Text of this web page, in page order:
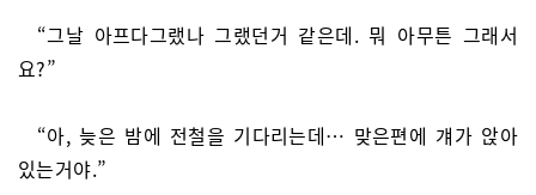
“그날 아프다그랬나 그랬던거 같은데. 뭐 아무튼 그래서
요?”
“아, 늦은 밤에 전철을 기다리는데… 맞은편에 걔가 앉아
있는거야.”